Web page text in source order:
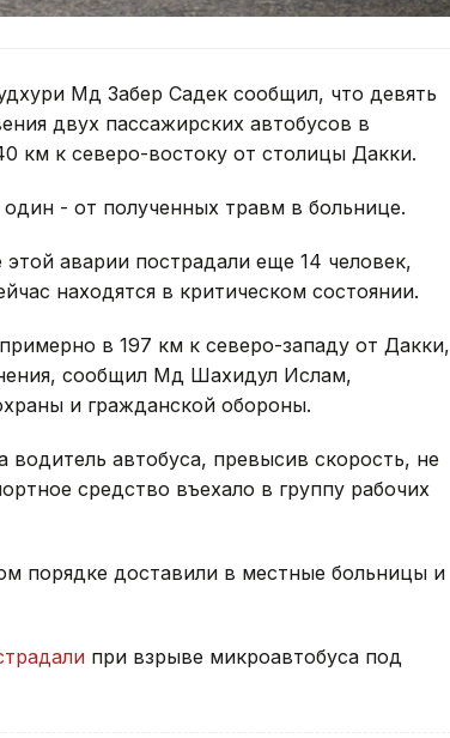
Мд Забер Садек сообщил, что девять
двух пассажирских автобусов в
км к северо-востоку от столицы Дакки.
- от полученных травм в больнице.
аварии пострадали еще 14 человек,
находятся в критическом состоянии.
в 197 км к северо-западу от Дакки,
сообщил Мд Шахидул Ислам,
и гражданской обороны.
автобуса, превысив скорость, не
средство въехало в группу рабочих
порядке доставили в местные больницы и
при взрыве микроавтобуса под